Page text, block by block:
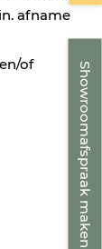
afname
of
Showroomafspraak maken